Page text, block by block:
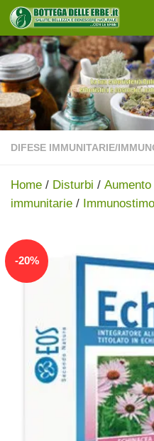
Sotto il contenuto
DIFESE IMMUNITARIE/
Home / Disturbi /
immunitarie /
-20%